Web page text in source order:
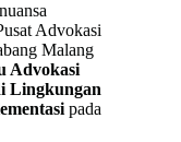
Advokasi
Malang
Advokasi
Lingkungan
pada